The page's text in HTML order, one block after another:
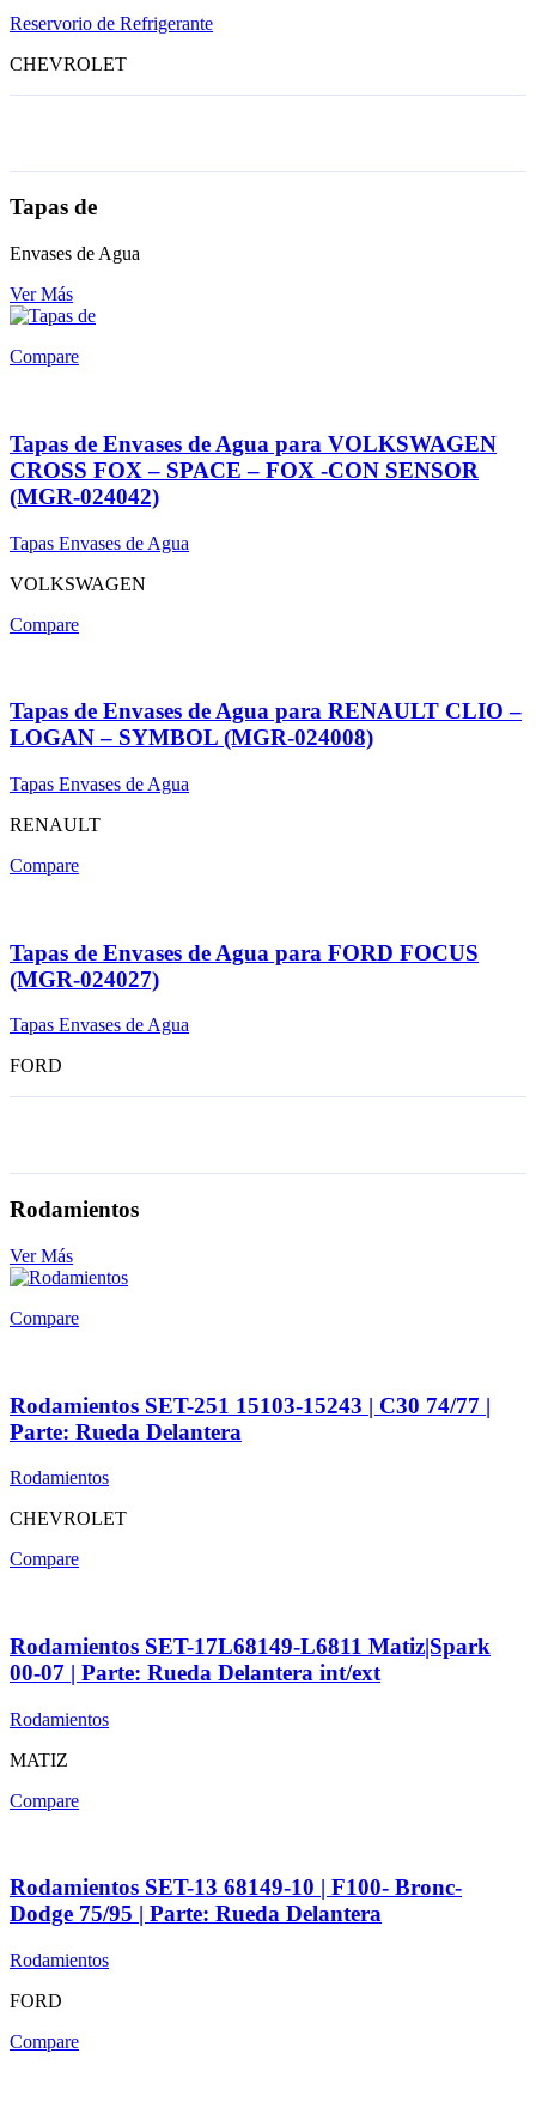
Reservorio de Refrigerante
CHEVROLET
Tapas de
Envases de Agua
Ver Más
Compare
Tapas de Envases de Agua para VOLKSWAGEN
CROSS FOX – SPACE – FOX -CON SENSOR
(MGR-024042)
Tapas Envases de Agua
VOLKSWAGEN
Compare
Tapas de Envases de Agua para RENAULT CLIO –
LOGAN – SYMBOL (MGR-024008)
Tapas Envases de Agua
RENAULT
Compare
Tapas de Envases de Agua para FORD FOCUS
(MGR-024027)
Tapas Envases de Agua
FORD
Rodamientos
Ver Más
Compare
Rodamientos SET-251 15103-15243 | C30 74/77 |
Parte: Rueda Delantera
Rodamientos
CHEVROLET
Compare
Rodamientos SET-17L68149-L6811 Matiz|Spark
00-07 | Parte: Rueda Delantera int/ext
Rodamientos
MATIZ
Compare
Rodamientos SET-13 68149-10 | F100- Bronc-
Dodge 75/95 | Parte: Rueda Delantera
Rodamientos
FORD
Compare